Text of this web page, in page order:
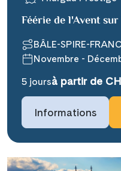
Teile diese Reise
###
object type
Féérie de l'Avent
BÂLE-SPIRE-
Novembre -
5 joursà partir de
Informations